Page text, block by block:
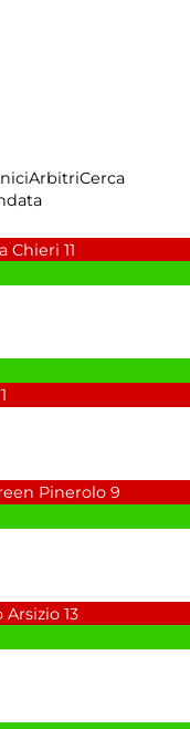
ArbitriCerca
Chieri 11
Pinerolo 9
Arsizio 13